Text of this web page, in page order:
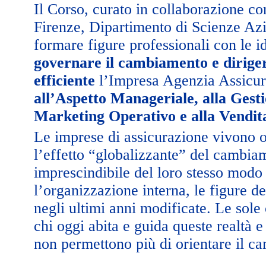
Il Corso, curato in collaborazione
Firenze, Dipartimento di Scienze
formare figure professionali con le
governare il cambiamento e
efficiente l’Impresa Agenzia
all’Aspetto Manageriale, alla
Marketing Operativo e alla
Le imprese di assicurazione vivono
l’effetto “globalizzante” del
imprescindibile del loro stesso
l’organizzazione interna, le figure
negli ultimi anni modificate. Le sole
chi oggi abita e guida queste realtà
non permettono più di orientare il